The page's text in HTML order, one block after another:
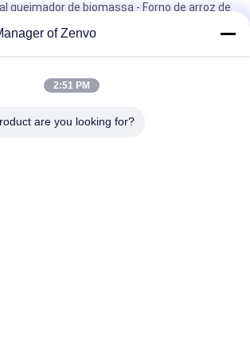
queimador de biomassa - Forno de arroz de
Forno a Bala Quente Alimentação
térmica
of Zenvo
2:51 PM
are you looking for?